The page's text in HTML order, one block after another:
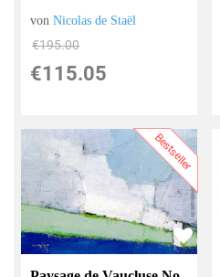
vonNicolas de Staël
€195.00
€115.05
Bestseller